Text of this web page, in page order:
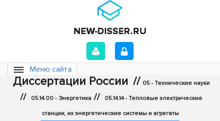
Меню сайта
Диссертации России // 05 - Технические науки
// 05.14.00 - Энергетика // 05.14.14 - Тепловые электрические
станции, их энергетические системы и агрегаты